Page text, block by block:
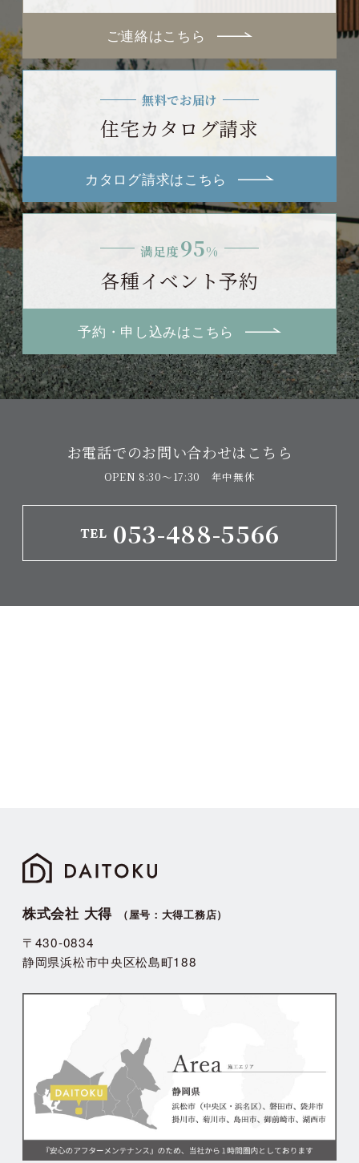
ご連絡はこちら
無料でお届け
住宅カタログ請求
カタログ請求はこちら
満足度95%
各種イベント予約
予約・申し込みはこちら
お電話でのお問い合わせはこちら
TEL 053-488-5566
OPEN 8:30〜17:30 年中無休
株式会社 大得 （屋号：大得工務店）
〒430-0834
静岡県浜松市中央区松島町188